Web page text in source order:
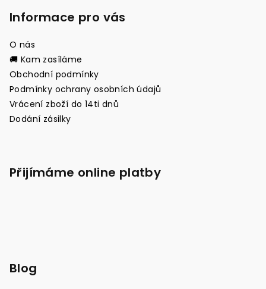
Informace pro vás
O nás
🚚 Kam zasíláme
Obchodní podmínky
Podmínky ochrany osobních údajů
Vrácení zboží do 14ti dnů
Dodání zásilky
Přijímáme online platby
Blog